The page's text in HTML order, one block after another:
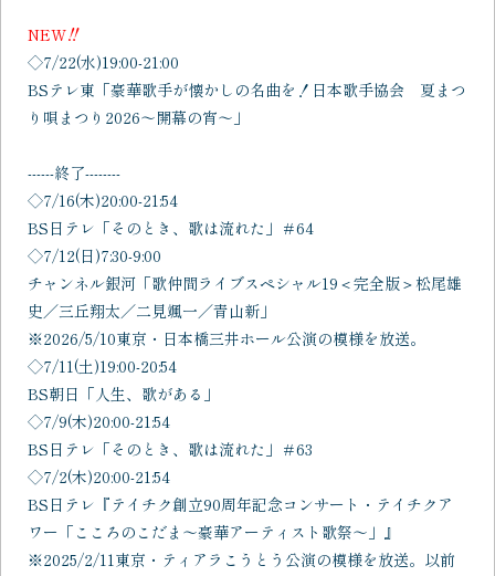
NEW‼
◇7/22(水)19:00-21:00
BSテレ東「豪華歌手が懐かしの名曲を！日本歌手協会 夏まつ
り唄まつり2026～開幕の宵～」
------終了--------
◇7/16(木)20:00-21:54
BS日テレ「そのとき、歌は流れた」＃64
◇7/12(日)7:30-9:00
チャンネル銀河「歌仲間ライブスペシャル19 ＜完全版＞松尾雄
史／三丘翔太／二見颯一／青山新」
※2026/5/10東京・日本橋三井ホール公演の模様を放送。
◇7/11(土)19:00-20:54
BS朝日「人生、歌がある」
◇7/9(木)20:00-21:54
BS日テレ「そのとき、歌は流れた」＃63
◇7/2(木)20:00-21:54
BS日テレ『テイチク創立90周年記念コンサート・テイチクア
ワー「こころのこだま～豪華アーティスト歌祭～」』
※2025/2/11東京・ティアラこうとう公演の模様を放送。以前